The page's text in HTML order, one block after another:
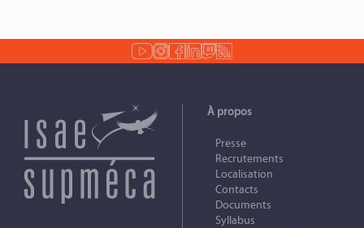
À propos
Presse
Recrutements
Localisation
Contacts
Documents
Syllabus